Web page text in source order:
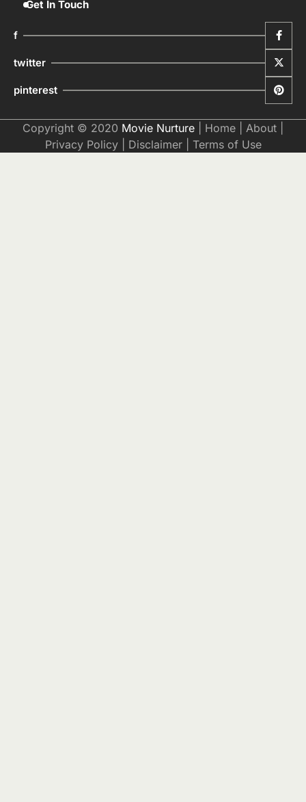
Get In Touch
f
twitter
pinterest
Copyright © 2020 Movie Nurture Home About
Privacy Policy| Disclaimer| Terms of Use